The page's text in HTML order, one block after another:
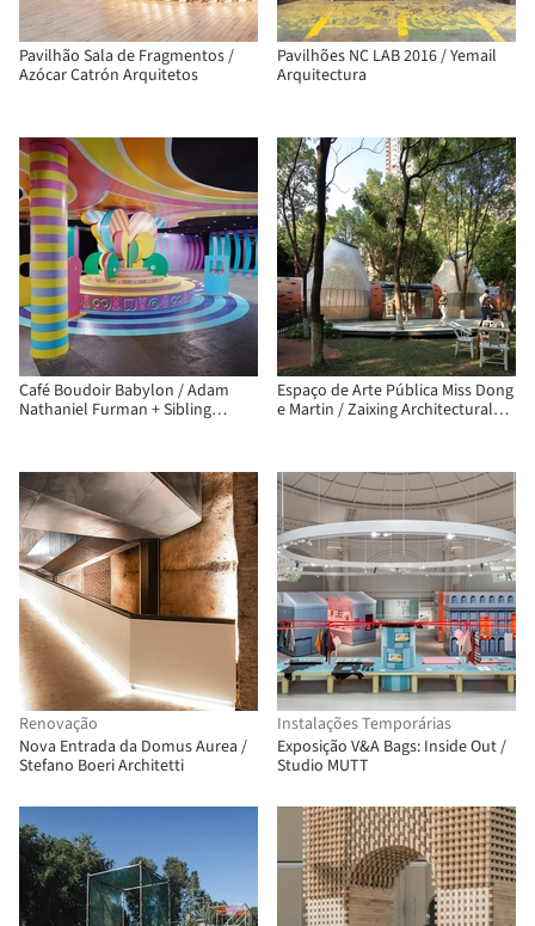
Pavilhão Sala de Fragmentos /
Azócar Catrón Arquitetos
Pavilhões NC LAB 2016 / Yemail
Arquitectura
Café Boudoir Babylon / Adam
Nathaniel Furman + Sibling
Espaço de Arte Pública Miss Dong
e Martin / Zaixing Architectural
Renovação
Nova Entrada da Domus Aurea /
Stefano Boeri Architetti
Instalações Temporárias
Exposição V&A Bags: Inside Out /
Studio MUTT